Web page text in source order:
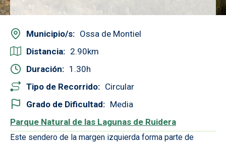
Municipio/s
Ossa de Montiel
Distancia
2.90
Duración
1.30
Tipo de Recorrido
Circular
Grado de Dificultad
Media
Parque Natural de las Lagunas de Ruidera
Este sendero de la margen izquierda forma parte de